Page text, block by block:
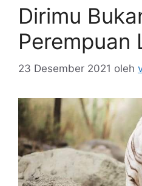
Dirimu
Perempuan
23 Desember 2021 oleh